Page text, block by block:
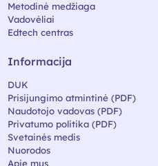
Metodinė medžiaga
Vadovėliai
Edtech centras
Informacija
DUK
Prisijungimo atmintinė (PDF)
Naudotojo vadovas (PDF)
Privatumo politika (PDF)
Svetainės medis
Nuorodos
Apie mus